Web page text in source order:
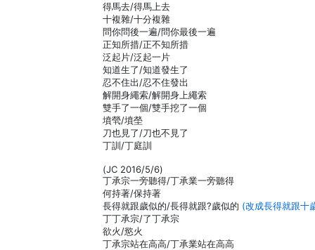
得馬去/得馬上去
十複雜/十分複雜
問你問後一遍/問你最後一遍
正知所措/正不知所措
泛起片/泛起一片
知道生了/知道發生了
忍不住出/忍不住發出
解開身繩索/解開身上繩索
雙手了一個/雙手挖了一個
墳煢/墳塋
刀也見了/刀也不見了
丁訓/丁庭訓
(JC 2016/5/6)
丁承宗一旁聽得/丁承業一旁聽得
何持著/保持著
長得就跟歲似的/長得就跟?歲似的 (改成長得就跟十
丁丁承宗/了丁承宗
欲火/慾火
丁承宗站在高高/丁承業站在高高